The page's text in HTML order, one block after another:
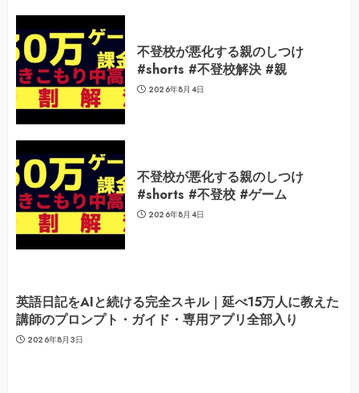
不登校が悪化する親のしつけ
#shorts #不登校解決 #親
2026年8月4日
不登校が悪化する親のしつけ
#shorts #不登校 #ゲーム
2026年8月4日
英語日記をAIと続ける完全スキル｜延べ15万人に教えた
講師のプロンプト・ガイド・専用アプリ全部入り
2026年8月3日